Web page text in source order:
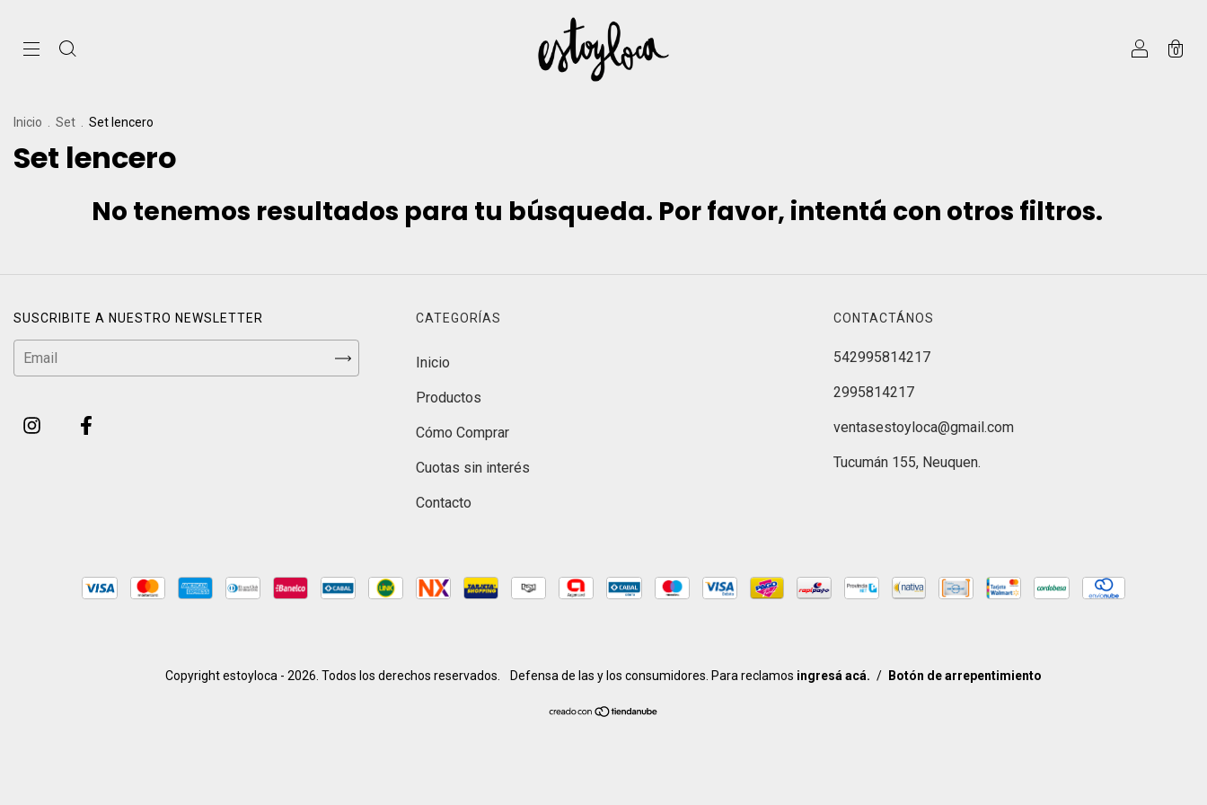
0
Inicio Set Set lencero
Set lencero
No tenemos resultados para tu búsqueda. Por favor, intentá con otros filtros.
SUSCRIBITE A NUESTRO NEWSLETTER CATEGORÍAS
Inicio
Productos
Cómo Comprar
Cuotas sin interés
Contacto
CONTACTÁNOS
542995814217
2995814217
ventasestoyloca@gmail.com
Tucumán 155, Neuquen.
Copyright estoyloca - 2026. Todos los derechos reservados. Defensa de las y los consumidores. Para reclamos ingresá acá. / Botón de arrepentimiento